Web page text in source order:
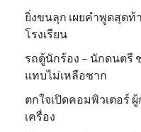
ยิ่งขนลุก เผยคำพูดสุดท้
โรงเรียน
รถตู้นักร้อง – นักดนตรี
แทบไม่เหลือซาก
ตกใจเปิดคอมพิวเตอร์
เครื่อง